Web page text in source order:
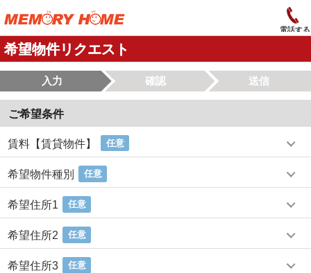
電話する
希望物件リクエスト
入力 確認 送信
ご希望条件
賃料【賃貸物件】 任意
希望物件種別 任意
希望住所1 任意
希望住所2 任意
希望住所3 任意